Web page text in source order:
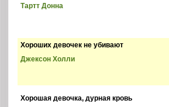
Тартт Донна
Хороших девочек не убивают
Джексон Холли
Хорошая девочка, дурная кровь